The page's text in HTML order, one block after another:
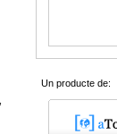
Un producte de: